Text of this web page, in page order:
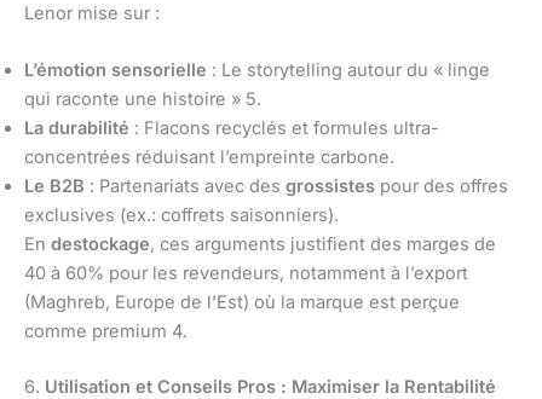
Lenor mise sur :
L’émotion sensorielle : Le storytelling autour du « linge
qui raconte une histoire » 5.
La durabilité : Flacons recyclés et formules ultra-
concentrées réduisant l’empreinte carbone.
Le B2B : Partenariats avec des grossistes pour des offres
exclusives (ex.: coffrets saisonniers).
En destockage, ces arguments justifient des marges de
40 à 60% pour les revendeurs, notamment à l’export
(Maghreb, Europe de l’Est) où la marque est perçue
comme premium 4.
6. Utilisation et Conseils Pros : Maximiser la Rentabilité